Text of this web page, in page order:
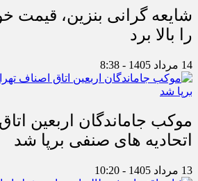
شایعه گرانی بنزین، قیمت
را بالا برد
14 مرداد 1405 - 8:38
موکب جاماندگان اربعین
اتحادیه های صنفی برپا شد
13 مرداد 1405 - 10:20